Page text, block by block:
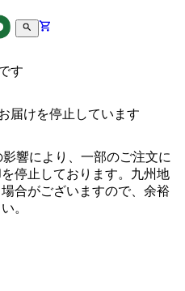
す
届けを停止しています
響により、一部のご注文に
停止しております。九州地
合がございますので、余裕
。